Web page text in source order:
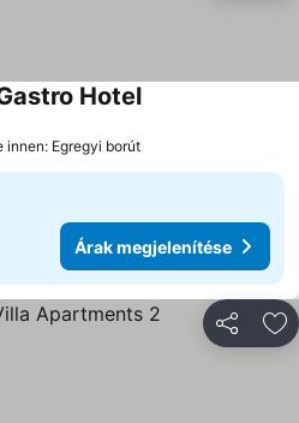
HotelÁrak
innen: Egregyi borút
Árak megjelenítése